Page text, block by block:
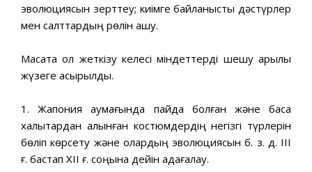
эволюциясын зерттеу; киімге байланысты дәстүрлер
мен салттардың рөлін ашу.
Мақсатқа қол жеткізу келесі міндеттерді шешу арқылы
жүзеге асырылды.
1. Жапония аумағында пайда болған және басқа
халықтардан алынған костюмдердің негізгі түрлерін
бөліп көрсету және олардың эволюциясын б. з. д. III
ғ. бастап XII ғ. соңына дейін қадағалау.